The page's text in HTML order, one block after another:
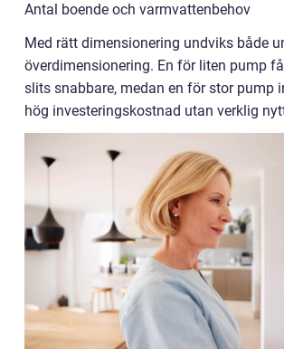
Antal boende och varmvattenbehov
Med rätt dimensionering undviks både
överdimensionering. En för liten pump
slits snabbare, medan en för stor pump
hög investeringskostnad utan verklig